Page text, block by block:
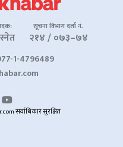
सूचना विभाग दर्ता नं.
२१४ / ०७३–७४
1-4796489
सर्वाधिकार सुरक्षित